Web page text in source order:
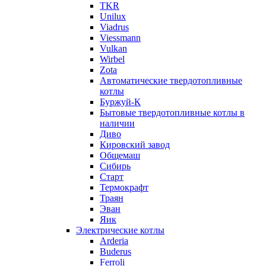
TKR
Unilux
Viadrus
Viessmann
Vulkan
Wirbel
Zota
Автоматические твердотопливные
котлы
Буржуй-К
Бытовые твердотопливные котлы в
наличии
Диво
Кировский завод
Общемаш
Сибирь
Старт
Термокрафт
Траян
Эван
Яик
Электрические котлы
Arderia
Buderus
Ferroli